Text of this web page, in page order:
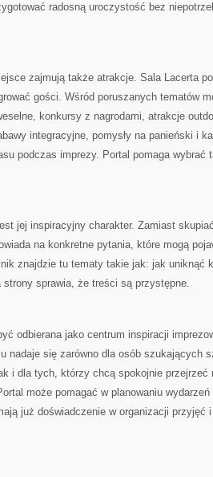
radosną uroczystość bez
zajmują także atrakcje. Sala Lacerta
gości. Wśród poruszanych tematów
konkursy z nagrodami, atrakcje
integracyjne, pomysły na panieński i
podczas imprezy. Portal pomaga wybrać
jej inspiracyjny charakter. Zamiast
na konkretne pytania, które mogą
znajdzie tu tematy takie jak: jak uniknąć
strony sprawia, że treści są przystępne.
odbierana jako centrum inspiracji
nadaje się zarówno dla osób szukających
i dla tych, którzy chcą spokojnie przejrzeć
może pomagać w planowaniu
już doświadczenie w organizacji przyjęć